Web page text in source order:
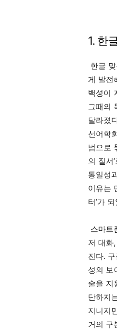
1. 한
한글
게 발전
백성이
그때의
달라졌
선어학
범으로
의 질서
통일성
이유는
터’가
스마트
저 대화
진다.
성의 보
술을 지
단하지
지니지
거의 구